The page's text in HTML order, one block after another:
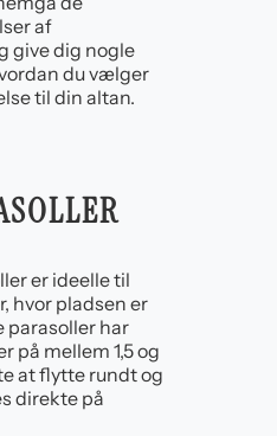
af
give dig nogle
du vælger
til din altan.
er ideelle til
hvor pladsen er
parasoller har
på mellem 1,5 og
at flytte rundt og
direkte på